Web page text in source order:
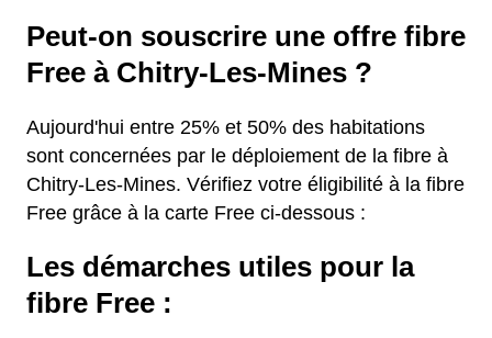
Peut-on souscrire une offre fibre
Free à Chitry-Les-Mines ?
Aujourd'hui entre 25% et 50% des habitations
sont concernées par le déploiement de la fibre à
Chitry-Les-Mines. Vérifiez votre éligibilité à la fibre
Free grâce à la carte Free ci-dessous :
Les démarches utiles pour la
fibre Free :